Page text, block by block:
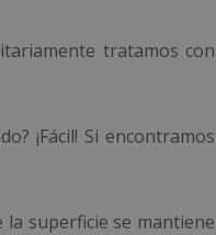
tratamos con
¡Fácil! Si encontramos
superficie se mantiene